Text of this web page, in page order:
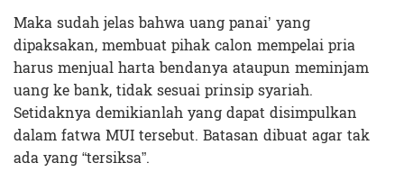
Maka sudah jelas bahwa uang panai’ yang
dipaksakan, membuat pihak calon mempelai pria
harus menjual harta bendanya ataupun meminjam
uang ke bank, tidak sesuai prinsip syariah.
Setidaknya demikianlah yang dapat disimpulkan
dalam fatwa MUI tersebut. Batasan dibuat agar tak
ada yang “tersiksa”.